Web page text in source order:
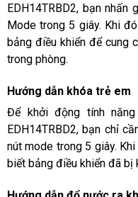
EDH14TRBD2, bạn
Mode trong 5 giây. Khi
bảng điều khiển để cung
trong phòng.
Hướng dẫn khóa trẻ em
Để khởi động tính
EDH14TRBD2, bạn chỉ
nút mode trong 5 giây.
biết bảng điều khiển đã bị